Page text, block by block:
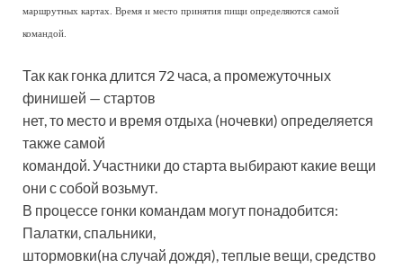
маршрутных картах. Время и место принятия пищи определяются самой
командой.
Так как гонка длится 72 часа, а промежуточных
финишей — стартов
нет, то место и время отдыха (ночевки) определяется
также самой
командой. Участники до старта выбирают какие вещи
они с собой возьмут.
В процессе гонки командам могут понадобится:
Палатки, спальники,
штормовки(на случай дождя), теплые вещи, средство